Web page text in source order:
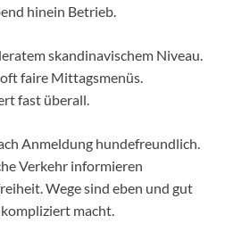
hinein Betrieb.
skandinavischem Niveau.
faire Mittagsmenüs.
fast überall.
Anmeldung hundefreundlich.
Verkehr informieren
Wege sind eben und gut
macht.